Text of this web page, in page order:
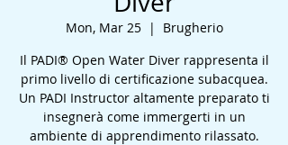
Mon, Mar 25
  |
Brugherio
Il PADI® Open Water Diver rappresenta il
primo livello di certificazione subacquea.
Un PADI Instructor altamente preparato ti
insegnerà come immergerti in un
ambiente di apprendimento rilassato.